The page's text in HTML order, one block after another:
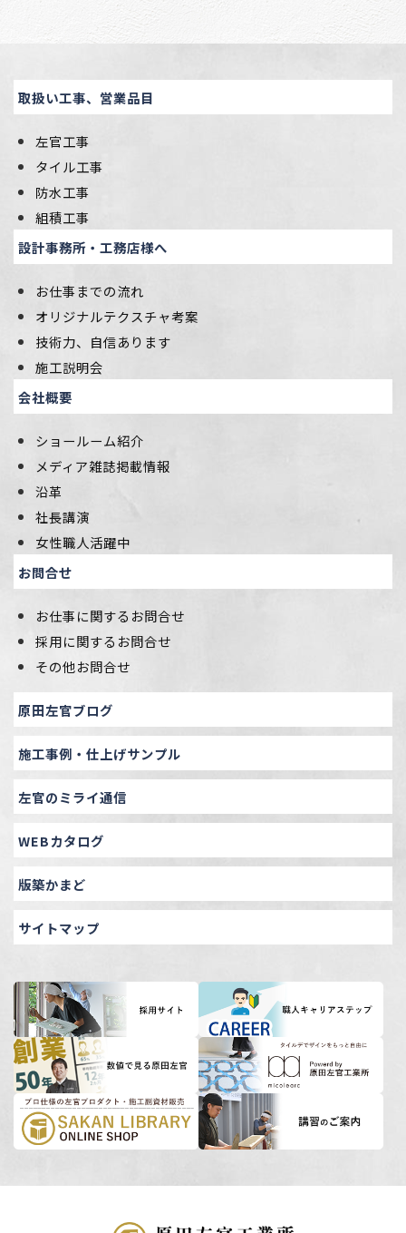
取扱い工事、営業品目
左官工事
タイル工事
防水工事
組積工事
設計事務所・工務店様へ
お仕事までの流れ
オリジナルテクスチャ考案
技術力、自信あります
施工説明会
会社概要
ショールーム紹介
メディア雑誌掲載情報
沿革
社長講演
女性職人活躍中
お問合せ
お仕事に関するお問合せ
採用に関するお問合せ
その他お問合せ
原田左官ブログ
施工事例・仕上げサンプル
左官のミライ通信
WEBカタログ
版築かまど
サイトマップ